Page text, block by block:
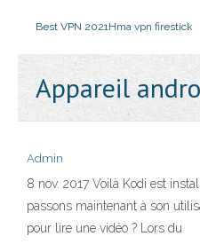
Best VPN 2021Hma vpn firestick
Appareil
Admin
8 nov. 2017 Voilà Kodi est
passons maintenant à son
pour lire une vidéo ? Lors du